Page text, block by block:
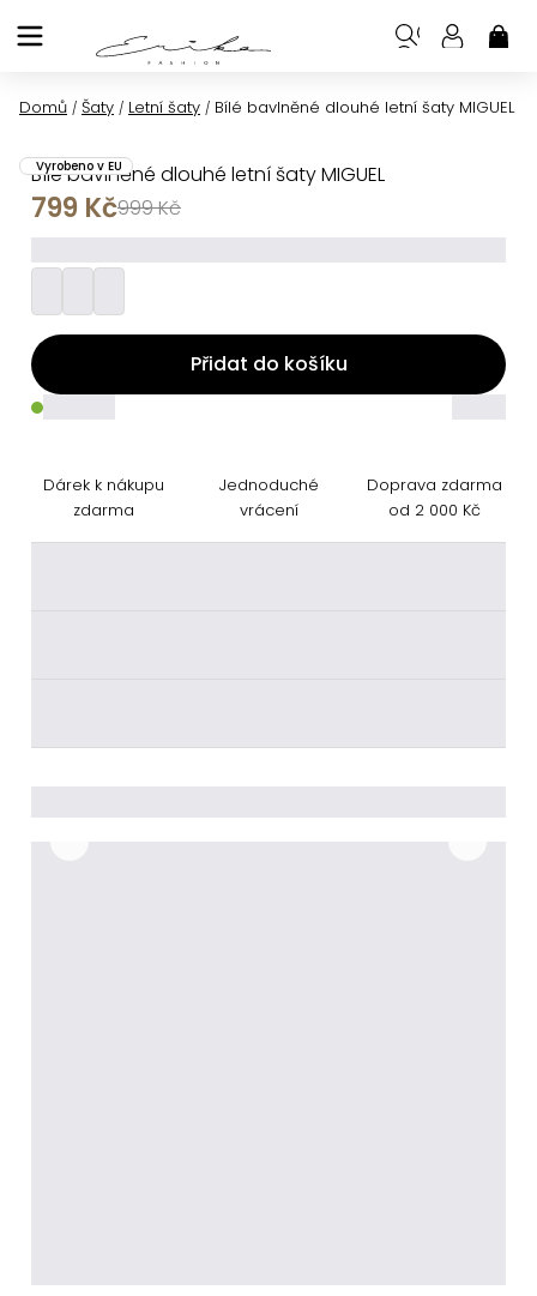
na
Domů / Šaty / Letní šaty / Bílé bavlněné dlouhé letní šaty MIGUEL
Bílé bavlněné dlouhé letní šaty MIGUEL
Vyrobeno v EU
999 Kč
799 Kč
Přidat do košíku
Dárek k nákupu
zdarma
Jednoduché
vrácení
Doprava zdarma
od 2 000 Kč